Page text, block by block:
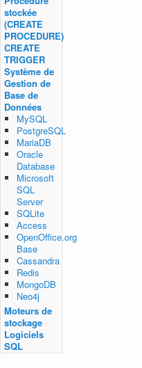
stockée
(CREATE
PROCEDURE)
CREATE
TRIGGER
Système de
Gestion de
Base de
Données
MySQL
PostgreSQL
MariaDB
Oracle
Database
Microsoft
SQL
Server
SQLite
Access
OpenOffice.org
Base
Cassandra
Redis
MongoDB
Neo4j
Moteurs de
stockage
Logiciels
SQL